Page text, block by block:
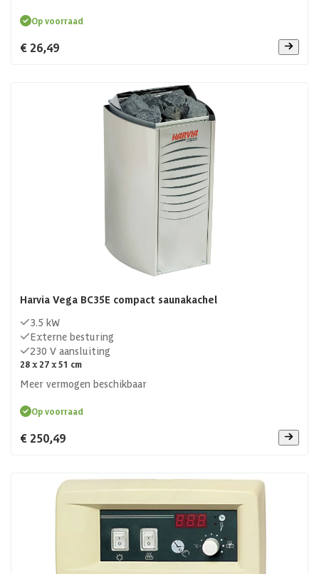
Op voorraad
€ 26,49
Harvia Vega BC35E compact saunakachel
3.5 kW
Externe besturing
230 V aansluiting
28 x 27 x 51 cm
Meer vermogen beschikbaar
Op voorraad
€ 250,49